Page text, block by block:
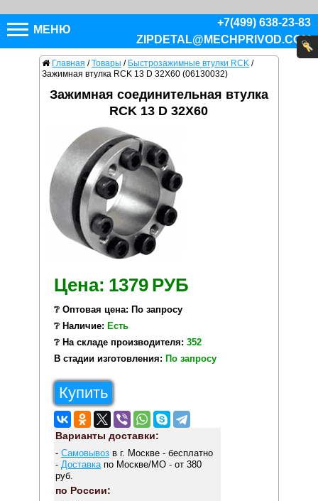
МЕНЮ
+7(499) 638-23-83
ZIPDETAL@MECHPRIVOD.COM
Главная / Товары / Быстрозажимные втулки RCK /
Зажимная втулка RCK 13 D 32X60 (06130032)
Зажимная соединительная втулка
RCK 13 D 32X60
Цена: 1379 РУБ
❔ Оптовая цена: По запросу
❔ Наличие: Есть
❔ На складе производителя: 352
В стадии изготовления: По запросу
Купить
Варианты доставки:
- Самовывозв г. Москве - бесплатно
- Доставкапо Москве/МО - от 380
руб.
по России: